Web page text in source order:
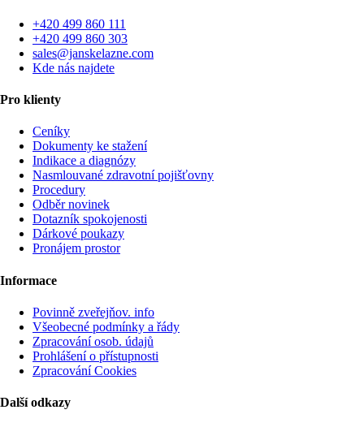
+420 499 860 111
+420 499 860 303
sales@janskelazne.com
Kde nás najdete
Pro klienty
Ceníky
Dokumenty ke stažení
Indikace a diagnózy
Nasmlouvané zdravotní pojišťovny
Procedury
Odběr novinek
Dotazník spokojenosti
Dárkové poukazy
Pronájem prostor
Informace
Povinně zveřejňov. info
Všeobecné podmínky a řády
Zpracování osob. údajů
Prohlášení o přístupnosti
Zpracování Cookies
Další odkazy